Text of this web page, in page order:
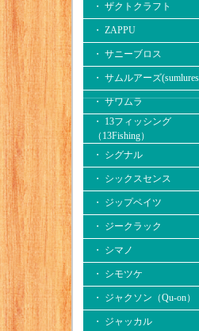
・ ザクトクラフト
・ ZAPPU
・ サニーブロス
・ サムルアーズ
・ サワムラ
・ 13フィッシング
（13Fishing）
・ シグナル
・ シックスセンス
・ ジップベイツ
・ ジークラック
・ シマノ
・ シモツケ
・ ジャクソン（Qu-on）
・ ジャッカル